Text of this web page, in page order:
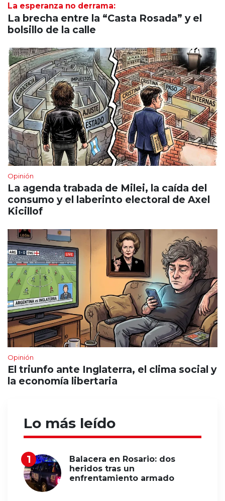
La esperanza no derrama:
La brecha entre la “Casta Rosada” y el
bolsillo de la calle
Opinión
La agenda trabada de Milei, la caída del
consumo y el laberinto electoral de Axel
Kicillof
Opinión
El triunfo ante Inglaterra, el clima social y
la economía libertaria
Lo más leído
Balacera en Rosario: dos
heridos tras un
enfrentamiento armado